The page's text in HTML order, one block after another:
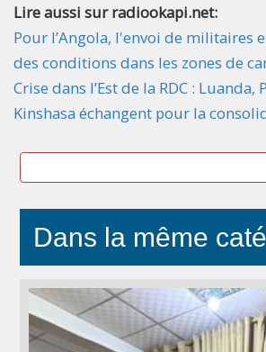
Lire aussi sur radiookapi.net:
Pour l’Angola, l'envoi de militaires
des conditions dans les zones de
Crise dans l’Est de la RDC : Luanda,
Kinshasa échangent pour la
Dans la même